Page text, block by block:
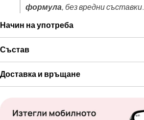
формула, без вредни съставки.
Начин на употреба
Състав
Доставка и връщане